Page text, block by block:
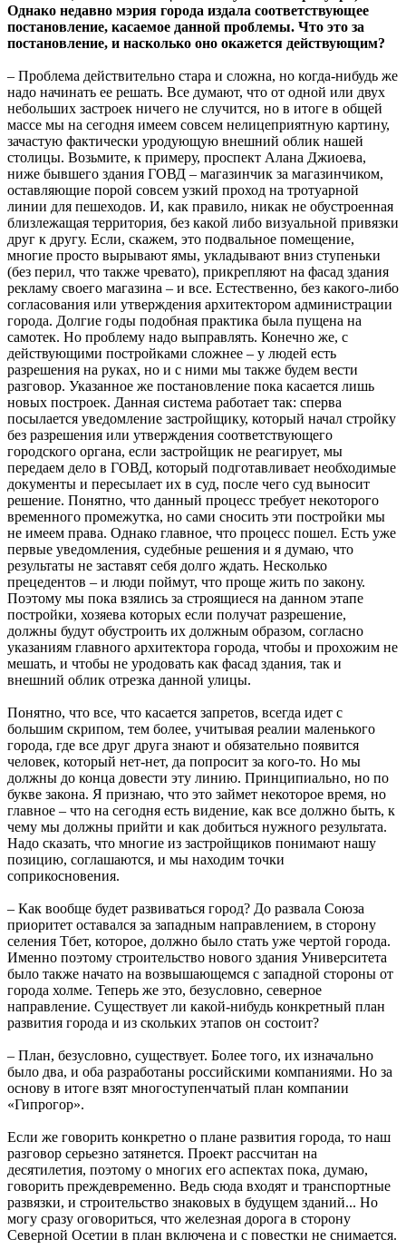
Однако недавно мэрия города издала соответствующее
постановление, касаемое данной проблемы. Что это за
постановление, и насколько оно окажется действующим?
– Проблема действительно стара и сложна, но когда-нибудь же
надо начинать ее решать. Все думают, что от одной или двух
небольших застроек ничего не случится, но в итоге в общей
массе мы на сегодня имеем совсем нелицеприятную картину,
зачастую фактически уродующую внешний облик нашей
столицы. Возьмите, к примеру, проспект Алана Джиоева,
ниже бывшего здания ГОВД – магазинчик за магазинчиком,
оставляющие порой совсем узкий проход на тротуарной
линии для пешеходов. И, как правило, никак не обустроенная
близлежащая территория, без какой либо визуальной привязки
друг к другу. Если, скажем, это подвальное помещение,
многие просто вырывают ямы, укладывают вниз ступеньки
(без перил, что также чревато), прикрепляют на фасад здания
рекламу своего магазина – и все. Естественно, без какого-либо
согласования или утверждения архитектором администрации
города. Долгие годы подобная практика была пущена на
самотек. Но проблему надо выправлять. Конечно же, с
действующими постройками сложнее – у людей есть
разрешения на руках, но и с ними мы также будем вести
разговор. Указанное же постановление пока касается лишь
новых построек. Данная система работает так: сперва
посылается уведомление застройщику, который начал стройку
без разрешения или утверждения соответствующего
городского органа, если застройщик не реагирует, мы
передаем дело в ГОВД, который подготавливает необходимые
документы и пересылает их в суд, после чего суд выносит
решение. Понятно, что данный процесс требует некоторого
временного промежутка, но сами сносить эти постройки мы
не имеем права. Однако главное, что процесс пошел. Есть уже
первые уведомления, судебные решения и я думаю, что
результаты не заставят себя долго ждать. Несколько
прецедентов – и люди поймут, что проще жить по закону.
Поэтому мы пока взялись за строящиеся на данном этапе
постройки, хозяева которых если получат разрешение,
должны будут обустроить их должным образом, согласно
указаниям главного архитектора города, чтобы и прохожим не
мешать, и чтобы не уродовать как фасад здания, так и
внешний облик отрезка данной улицы.
Понятно, что все, что касается запретов, всегда идет с
большим скрипом, тем более, учитывая реалии маленького
города, где все друг друга знают и обязательно появится
человек, который нет-нет, да попросит за кого-то. Но мы
должны до конца довести эту линию. Принципиально, но по
букве закона. Я признаю, что это займет некоторое время, но
главное – что на сегодня есть видение, как все должно быть, к
чему мы должны прийти и как добиться нужного результата.
Надо сказать, что многие из застройщиков понимают нашу
позицию, соглашаются, и мы находим точки
соприкосновения.
– Как вообще будет развиваться город? До развала Союза
приоритет оставался за западным направлением, в сторону
селения Тбет, которое, должно было стать уже чертой города.
Именно поэтому строительство нового здания Университета
было также начато на возвышающемся с западной стороны от
города холме. Теперь же это, безусловно, северное
направление. Существует ли какой-нибудь конкретный план
развития города и из скольких этапов он состоит?
– План, безусловно, существует. Более того, их изначально
было два, и оба разработаны российскими компаниями. Но за
основу в итоге взят многоступенчатый план компании
«Гипрогор».
Если же говорить конкретно о плане развития города, то наш
разговор серьезно затянется. Проект рассчитан на
десятилетия, поэтому о многих его аспектах пока, думаю,
говорить преждевременно. Ведь сюда входят и транспортные
развязки, и строительство знаковых в будущем зданий... Но
могу сразу оговориться, что железная дорога в сторону
Северной Осетии в план включена и с повестки не снимается.